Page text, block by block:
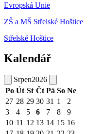
Evropská Unie
ZŠ a MŠ Střelské Hoštice
Střelské Hoštice
Kalendář
Srpen2026
Po Út St Čt Pá So Ne
27 28 29 30 31 1
2
3
4 5 6 7 8
9
10 11 12 13 14 15 16